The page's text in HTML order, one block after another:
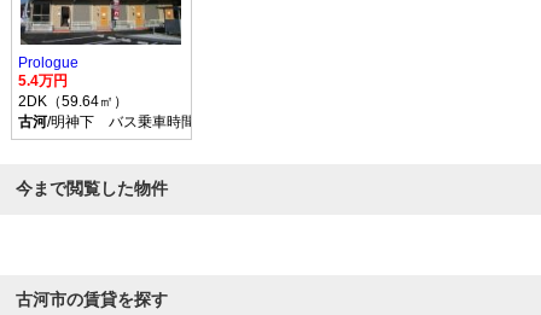
Prologue
5.4万円
2DK（59.64㎡）
古河/明神下 バス乗車時間30分 停歩14分
今まで閲覧した物件
古河市の賃貸を探す